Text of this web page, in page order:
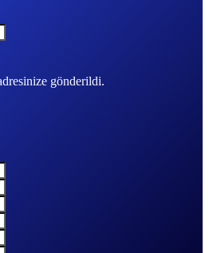
gönderildi.